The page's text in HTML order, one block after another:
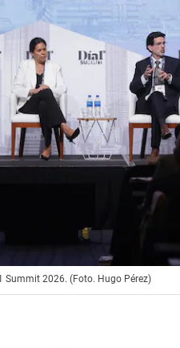
Summit 2026. (Foto. Hugo Pérez)